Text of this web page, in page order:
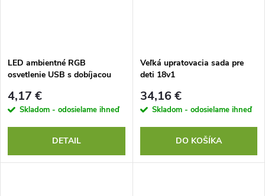
LED ambientné RGB
osvetlenie USB s dobíjacou
4,17 €
Skladom - odosielame ihneď
DETAIL
Veľká upratovacia sada pre
deti 18v1
34,16 €
Skladom - odosielame ihneď
DO KOŠÍKA